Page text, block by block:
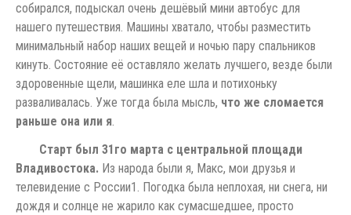
собирался, подыскал очень дешёвый мини автобус для
нашего путешествия. Машины хватало, чтобы разместить
минимальный набор наших вещей и ночью пару спальников
кинуть. Состояние её оставляло желать лучшего, везде были
здоровенные щели, машинка еле шла и потихоньку
разваливалась. Уже тогда была мысль, что же сломается
раньше она или я.
Старт был 31го марта с центральной площади
Владивостока. Из народа были я, Макс, мои друзья и
телевидение с России1. Погодка была неплохая, ни снега, ни
дождя и солнце не жарило как сумасшедшее, просто